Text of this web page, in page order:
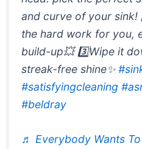
and curve of your sink!
the hard work for you,
build-up💥 3️⃣Wipe it
streak-free shine✨
#satisfyingcleaning
#beldray
♬ Everybody Wants